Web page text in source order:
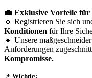
💼 Exklusive Vorteile für
🔹 Registrieren Sie sich
Konditionen für Ihre
🔹 Unsere
Anforderungen
Kompromisse.
📌 Wichtig: